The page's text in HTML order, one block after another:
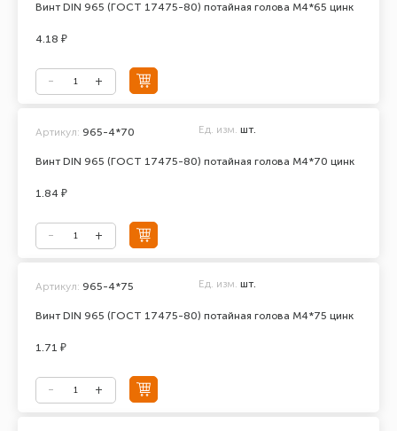
Винт DIN 965 (ГОСТ 17475-80) потайная голова М4*65 цинк
4.18 ₽
Винт DIN 965 (ГОСТ 17475-80) потайная голова М4*70 цинк
Артикул: 965-4*70 Ед. изм. шт.
1.84 ₽
Винт DIN 965 (ГОСТ 17475-80) потайная голова М4*75 цинк
Артикул: 965-4*75 Ед. изм. шт.
1.71 ₽